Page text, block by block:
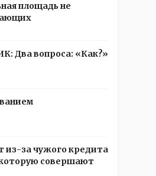
площадь не
Два вопроса: «Как?»
из-за чужого кредита
совершают